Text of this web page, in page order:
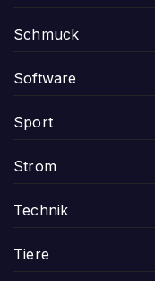
Schmuck
Software
Sport
Strom
Technik
Tiere